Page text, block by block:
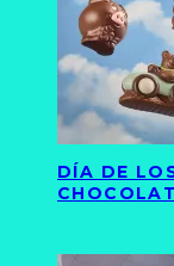
DÍA DE